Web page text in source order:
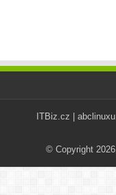
ITBiz.cz
© Copyright